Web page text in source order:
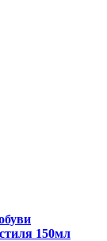
150мл